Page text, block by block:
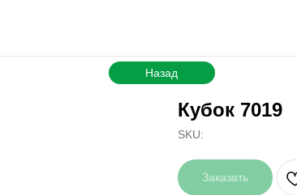
Назад
Кубок 7019
SKU:
Заказать